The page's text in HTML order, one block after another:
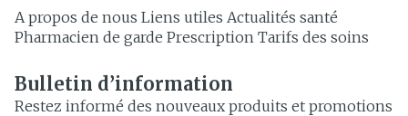
A propos de nous Liens utiles Actualités santé
Pharmacien de garde Prescription Tarifs des soins
Bulletin d’information
Restez informé des nouveaux produits et promotions